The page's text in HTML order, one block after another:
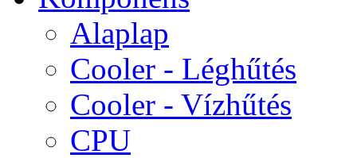
Alaplap
Cooler - Léghűtés
Cooler - Vízhűtés
CPU